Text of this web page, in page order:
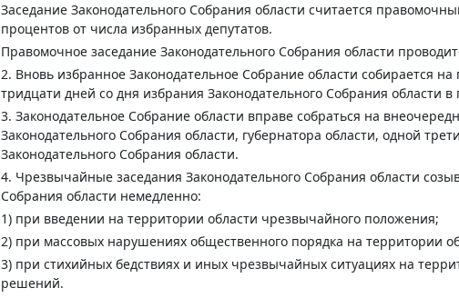
Заседание Законодательного Собрания области считается
процентов от числа избранных депутатов.
Правомочное заседание Законодательного Собрания области
2. Вновь избранное Законодательное Собрание области собирается
тридцати дней со дня избрания Законодательного Собрания области
3. Законодательное Собрание области вправе собраться на
Законодательного Собрания области, губернатора области, одной
Законодательного Собрания области.
4. Чрезвычайные заседания Законодательного Собрания области
Собрания области немедленно:
1) при введении на территории области чрезвычайного положения;
2) при массовых нарушениях общественного порядка на территории
3) при стихийных бедствиях и иных чрезвычайных ситуациях на
решений.